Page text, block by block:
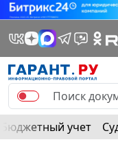
Бюджетный учет